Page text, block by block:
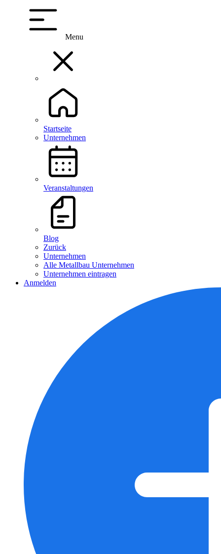
Menu
Startseite
Unternehmen
Veranstaltungen
Blog
Zurück
Unternehmen
Alle Metallbau Unternehmen
Unternehmen eintragen
Anmelden